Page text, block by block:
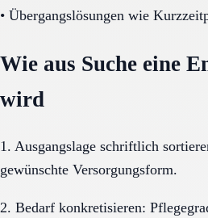
• Übergangslösungen wie
Wie aus Suche eine
wird
1. Ausgangslage schriftlich
gewünschte Versorgungsform.
2. Bedarf konkretisieren: